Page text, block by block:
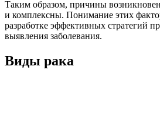
Таким образом, причины
и комплексны. Понимание этих
разработке эффективных стратегий
выявления заболевания.
Виды рака